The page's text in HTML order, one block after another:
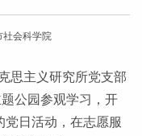
会科学院
思主义研究所党支部
公园参观学习，开
党日活动，在志愿服